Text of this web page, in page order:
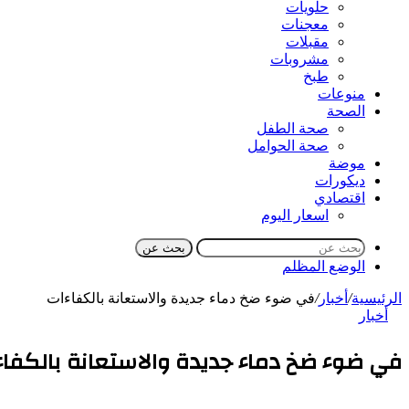
حلويات
معجنات
مقبلات
مشروبات
طبخ
منوعات
الصحة
صحة الطفل
صحة الحوامل
موضة
ديكورات
اقتصادي
اسعار اليوم
بحث عن
الوضع المظلم
الرئيسية/ أخبار/في ضوء ضخ دماء جديدة والاستعانة بالكفاءات
أخبار
في ضوء ضخ دماء جديدة والاستعانة